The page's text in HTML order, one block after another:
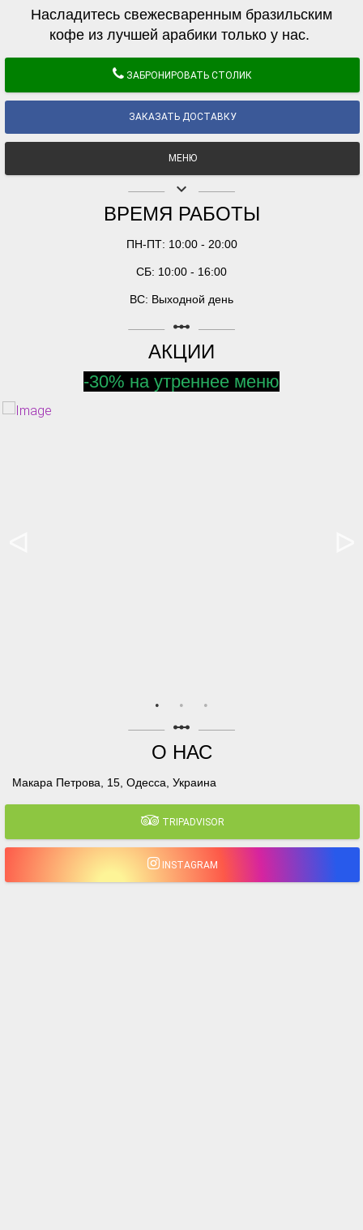
Насладитесь свежесваренным бразильским
кофе из лучшей арабики только у нас.
ЗАБРОНИРОВАТЬ СТОЛИК
ЗАКАЗАТЬ ДОСТАВКУ
МЕНЮ
keyboard_arrow_down
ВРЕМЯ РАБОТЫ
ПН-ПТ: 10:00 - 20:00
СБ: 10:00 - 16:00
ВС: Выходной день
linear_scale
АКЦИИ
-30% на утреннее меню
linear_scale
О НАС
Макара Петрова, 15, Одесса, Украина
TRIPADVISOR
INSTAGRAM